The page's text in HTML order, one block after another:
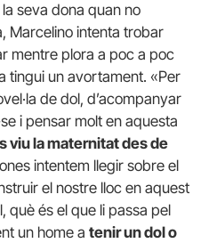
seva dona quan no
Marcelino intenta trobar
mentre plora a poc a poc
tingui un avortament. «Per
de dol, d’acompanyar
i pensar molt en aquesta
viu la maternitat des de
intentem llegir sobre el
el nostre lloc en aquest
què és el que li passa pel
un home a tenir un dol o